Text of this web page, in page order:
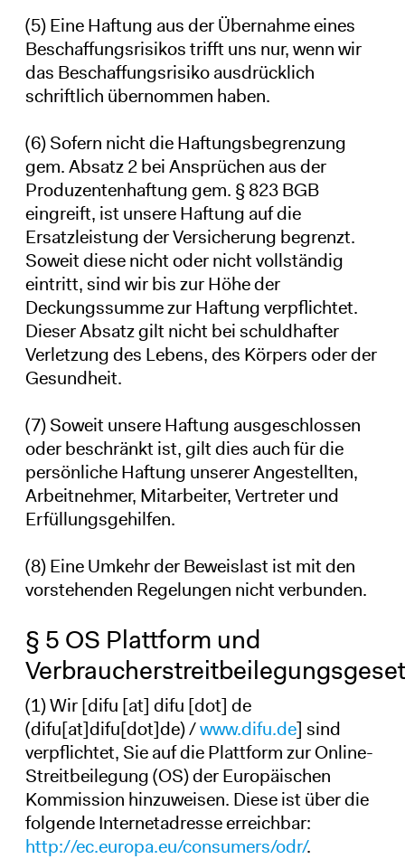
(5) Eine Haftung aus der Übernahme eines
Beschaffungsrisikos trifft uns nur, wenn wir
das Beschaffungsrisiko ausdrücklich
schriftlich übernommen haben.
(6) Sofern nicht die Haftungsbegrenzung
gem. Absatz 2 bei Ansprüchen aus der
Produzentenhaftung gem. § 823 BGB
eingreift, ist unsere Haftung auf die
Ersatzleistung der Versicherung begrenzt.
Soweit diese nicht oder nicht vollständig
eintritt, sind wir bis zur Höhe der
Deckungssumme zur Haftung verpflichtet.
Dieser Absatz gilt nicht bei schuldhafter
Verletzung des Lebens, des Körpers oder der
Gesundheit.
(7) Soweit unsere Haftung ausgeschlossen
oder beschränkt ist, gilt dies auch für die
persönliche Haftung unserer Angestellten,
Arbeitnehmer, Mitarbeiter, Vertreter und
Erfüllungsgehilfen.
(8) Eine Umkehr der Beweislast ist mit den
vorstehenden Regelungen nicht verbunden.
§ 5 OS Plattform und
(1) Wir [difu [at] difu [dot] de
(difu[at]difu[dot]de)/www.difu.de] sind
verpflichtet, Sie auf die Plattform zur Online-
Streitbeilegung (OS) der Europäischen
Kommission hinzuweisen. Diese ist über die
folgende Internetadresse erreichbar:
http://ec.europa.eu/consumers/odr/.